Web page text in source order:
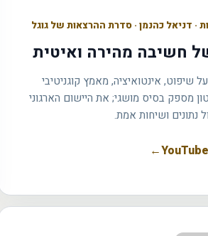
· דניאל כהנמן · סדרת ההרצאות של גוגל
חשיבה מהירה ואיטית
שיפוט, אינטואיציה, מאמץ קוגניטיבי
מספק בסיס מושגי; את היישום הארגוני
נתונים ושיחות אמת.
←